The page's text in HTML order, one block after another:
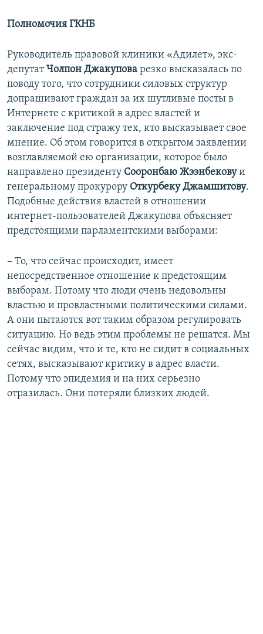
Полномочия ГКНБ
Руководитель правовой клиники «Адилет», экс-
депутатЧолпон Джакупова резко высказалась по
поводу того, что сотрудники силовых структур
допрашивают граждан за их шутливые посты в
Интернете с критикой в адрес властей и
заключение под стражу тех, кто высказывает свое
мнение. Об этом говорится в открытом заявлении
возглавляемой ею организации, которое было
направлено президенту Сооронбаю Жээнбековуи
генеральному прокурору Откурбеку Джамшитову.
Подобные действия властей в отношении
интернет-пользователей Джакупова объясняет
предстоящими парламентскими выборами:
– То, что сейчас происходит, имеет
непосредственное отношение к предстоящим
выборам. Потому что люди очень недовольны
властью и провластными политическими силами.
А они пытаются вот таким образом регулировать
ситуацию. Но ведь этим проблемы не решатся. Мы
сейчас видим, что и те, кто не сидит в социальных
сетях, высказывают критику в адрес власти.
Потому что эпидемия и на них серьезно
отразилась. Они потеряли близких людей.